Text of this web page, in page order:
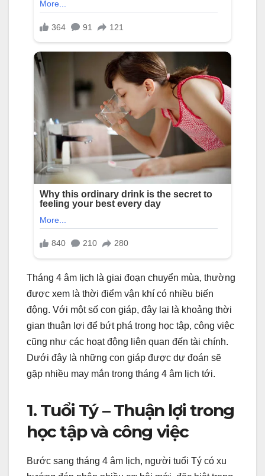
Tháng 4 âm lịch là giai đoạn chuyển mùa, thường
được xem là thời điểm vận khí có nhiều biến
động. Với một số con giáp, đây lại là khoảng thời
gian thuận lợi để bứt phá trong học tập, công việc
cũng như các hoạt động liên quan đến tài chính.
Dưới đây là những con giáp được dự đoán sẽ
gặp nhiều may mắn trong tháng 4 âm lịch tới.
1. Tuổi Tý – Thuận lợi trong
học tập và công việc
Bước sang tháng 4 âm lịch, người tuổi Tý có xu